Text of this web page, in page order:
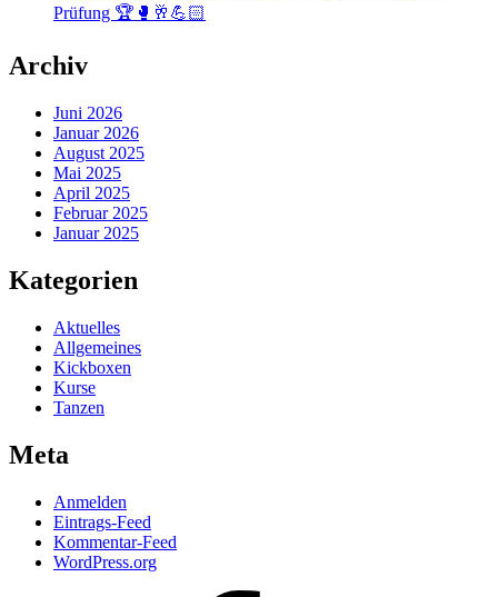
Prüfung 🏆🥊🥂💪🏻
Archiv
Juni 2026
Januar 2026
August 2025
Mai 2025
April 2025
Februar 2025
Januar 2025
Kategorien
Aktuelles
Allgemeines
Kickboxen
Kurse
Tanzen
Meta
Anmelden
Eintrags-Feed
Kommentar-Feed
WordPress.org